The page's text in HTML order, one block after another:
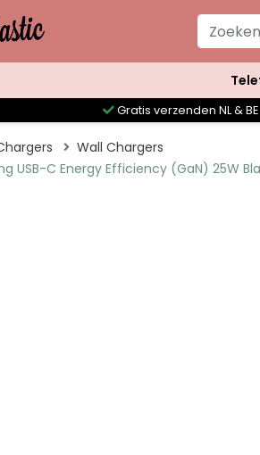
Gratis verzenden NL & BE
Wall Chargers
USB-C Energy Efficiency (GaN) 25W